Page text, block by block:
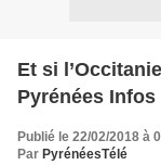
Et si
Pyrénées Infos
Publié le 22/02/2018 à
Par PyrénéesTélé